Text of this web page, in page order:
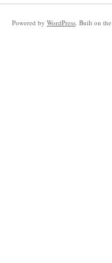
Powered by WordPress. Built on the